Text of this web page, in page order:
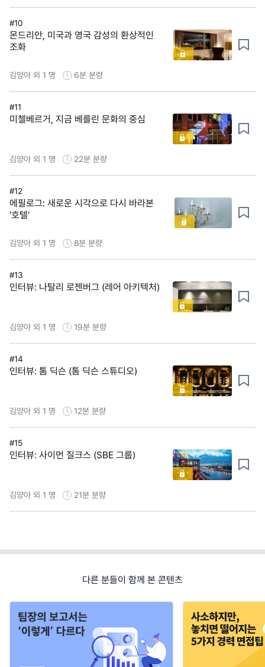
#10
몬드리안, 미국과 영국 감성의 환상적인
조화
김양아 외 1 명 6분 분량
#11
미첼베르거, 지금 베를린 문화의 중심
김양아 외 1 명 22분 분량
#12
에필로그: 새로운 시각으로 다시 바라본
'호텔'
김양아 외 1 명 8분 분량
#13
인터뷰: 나탈리 로젠버그 (레어 아키텍처)
김양아 외 1 명 19분 분량
#14
인터뷰: 톰 딕슨 (톰 딕슨 스튜디오)
김양아 외 1 명 12분 분량
#15
인터뷰: 사이먼 질크스 (SBE 그룹)
김양아 외 1 명 21분 분량
다른 분들이 함께 본 콘텐츠